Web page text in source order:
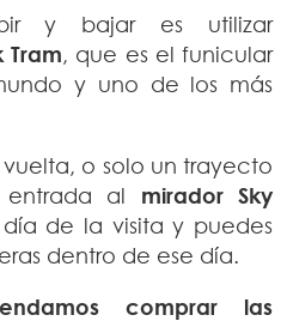
y bajar es utilizar
Tram, que es el funicular
y uno de los más
o solo un trayecto
al mirador Sky
día de la visita y puedes
dentro de ese día.
comprar las